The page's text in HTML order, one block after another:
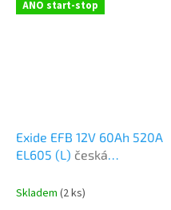
ANO start-stop
Exide EFB 12V 60Ah 520A
EL605 (L) česká
použití + výkup staré
Skladem (2 ks)